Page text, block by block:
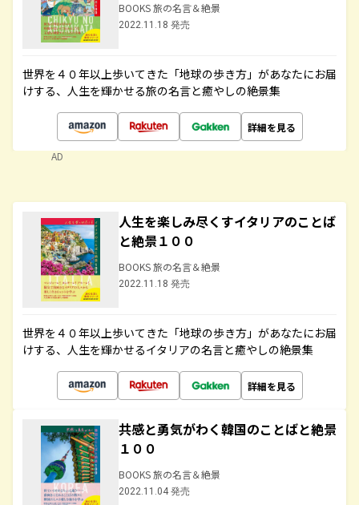
BOOKS 旅の名言＆絶景
2022.11.18 発売
世界を４０年以上歩いてきた「地球の歩き方」があなたにお届
けする、人生を輝かせる旅の名言と癒やしの絶景集
詳細を見る
AD
人生を楽しみ尽くすイタリアのことば
と絶景１００
BOOKS 旅の名言＆絶景
2022.11.18 発売
世界を４０年以上歩いてきた「地球の歩き方」があなたにお届
けする、人生を輝かせるイタリアの名言と癒やしの絶景集
詳細を見る
共感と勇気がわく韓国のことばと絶景
１００
BOOKS 旅の名言＆絶景
2022.11.04 発売